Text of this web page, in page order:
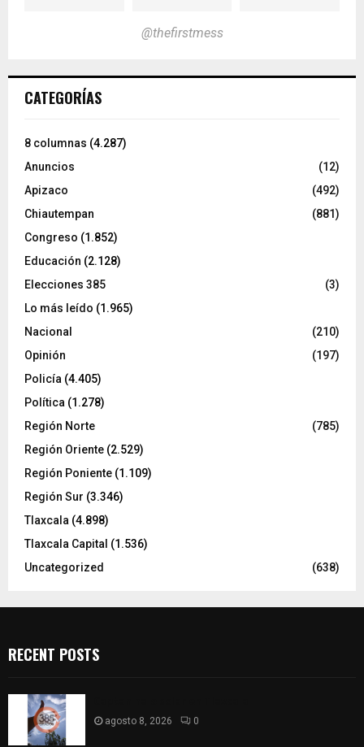
@thefirstmess
CATEGORÍAS
8 columnas (4.287)
Anuncios
(12)
Apizaco
(492)
Chiautempan
(881)
Congreso (1.852)
Educación (2.128)
Elecciones 385
(3)
Lo más leído (1.965)
Nacional
(210)
Opinión
(197)
Policía (4.405)
Política (1.278)
Región Norte
(785)
Región Oriente (2.529)
Región Poniente (1.109)
Región Sur (3.346)
Tlaxcala (4.898)
Tlaxcala Capital (1.536)
Uncategorized
(638)
RECENT POSTS
agosto 8, 2026 0